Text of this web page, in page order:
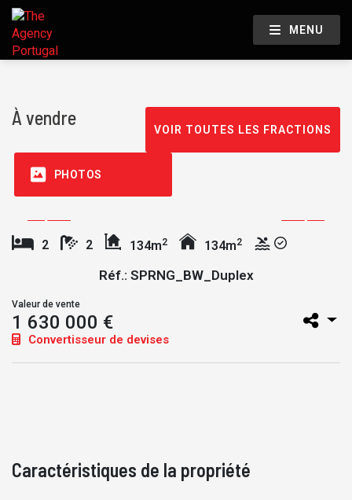
MENU
À vendre
VOIR TOUTES LES FRACTIONS
PHOTOS
2 2 134m2 134m2
Réf.: SPRNG_BW_Duplex
Valeur de vente
1 630 000 €
Convertisseur de devises
Caractéristiques de la propriété